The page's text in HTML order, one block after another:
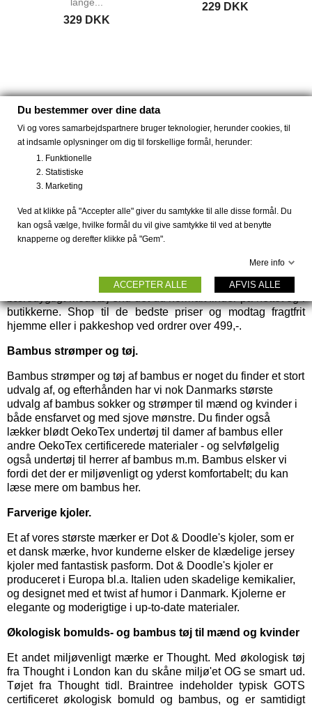
329 DKK
229 DKK
Anderledes slow fashion til kvinder og mænd, samt
farverige kjoler fra Dot & Doodle's.
Køb komfortable bambus strømper og bambus tøj,
smarte kjoler fra Dot & Doodle's eller økologisk tøj fra
hurtig levering, gratis fragt og 30 dages retur.
Holidaymode.dk er en dansk webshop, hvor du kan forvente
Holidaymode.dk kan du få helt anderledes kjoler og
butikkerne. Shop til de bedste priser og modtag fragtfrit
hjemme eller i pakkeshop ved ordrer over 499,-.
Bambus strømper og tøj.
Bambus strømper og tøj af bambus er noget du finder et stort
udvalg af, og efterhånden har vi nok Danmarks største
udvalg af bambus sokker og strømper til mænd og kvinder i
både ensfarvet og med sjove mønstre. Du finder også
lækker blødt OekoTex undertøj til damer af bambus eller
andre OekoTex certificerede materialer - og selvfølgelig
også undertøj til herrer af bambus m.m. Bambus elsker vi
fordi det der er miljøvenligt og yderst komfortabelt; du kan
læse mere om bambus her.
Farverige kjoler.
Et af vores største mærker er Dot & Doodle's kjoler, som er
et dansk mærke, hvor kunderne elsker de klædelige jersey
kjoler med fantastisk pasform. Dot & Doodle's kjoler er
produceret i Europa bl.a. Italien uden skadelige kemikalier,
og designet med et twist af humor i Danmark. Kjolerne er
elegante og moderigtige i up-to-date materialer.
Økologisk bomulds- og bambus tøj til mænd og kvinder
Et andet miljøvenligt mærke erThought. Med økologisk tøj
fra Thought i London kan du skåne miljø'et OG se smart ud.
Tøjet fra Thought tidl. Braintree indeholder typisk GOTS
certificeret økologisk bomuld og bambus, og er samtidigt
Du bestemmer over dine data
Vi og vores samarbejdspartnere bruger teknologier, herunder cookies, til
at indsamle oplysninger om dig til forskellige formål, herunder:
Funktionelle
Statistiske
Marketing
Ved at klikke på "Accepter alle" giver du samtykke til alle disse formål. Du
kan også vælge, hvilke formål du vil give samtykke til ved at benytte
knapperne og derefter klikke på "Gem".
Mere info
ACCEPTER ALLE AFVIS ALLE